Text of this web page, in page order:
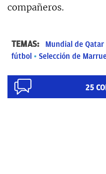
compañeros.
TEMAS: Mundial de Qatar
fútbol
Selección de
25